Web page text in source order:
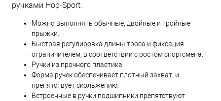
ручками Hop-Sport:
Можно выполнять обычные, двойные и тройные
прыжки.
Быстрая регулировка длины троса и фиксация
ограничителем, в соответствии с ростом спортсмена.
Ручки из прочного пластика.
Форма ручек обеспечивает плотный захват, и
препятствует скольжению.
Встроенные в ручки подшипники препятствуют